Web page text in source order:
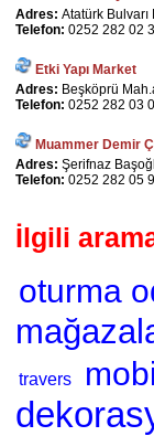
Adres: Atatürk
Telefon: 0252 282 02
Etki Yapı Market
Adres: Beşköprü
Telefon: 0252 282 03
Muammer Demir
Adres: Şerifnaz
Telefon: 0252 282 05
İlgili
oturma
travers